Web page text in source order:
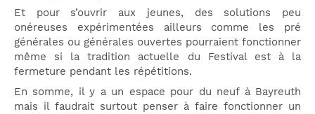
Et pour s’ouvrir aux jeunes, des solutions peu
onéreuses expérimentées ailleurs comme les pré
générales ou générales ouvertes pourraient fonctionner
même si la tradition actuelle du Festival est à la
fermeture pendant les répétitions.
En somme, il y a un espace pour du neuf à Bayreuth
mais il faudrait surtout penser à faire fonctionner un